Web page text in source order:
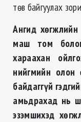
төв байгуулах
Ангид
маш том
хараахан
нийгмийн олон
байдаггүй
амьдрахад нь
эзэмшихэд